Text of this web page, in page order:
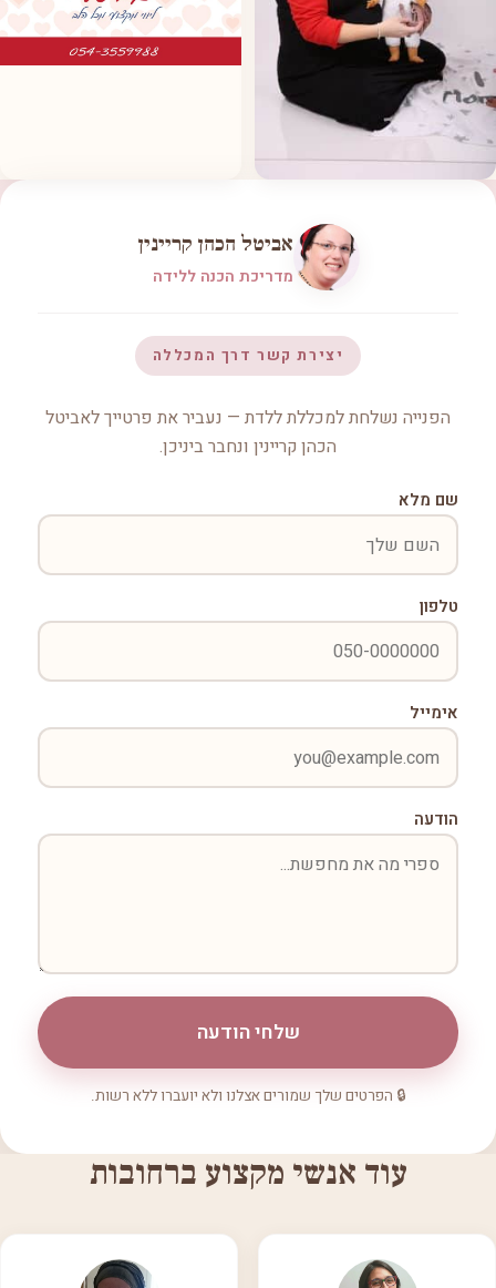
אביטל הכהן קריינין
מדריכת הכנה ללידה
יצירת קשר דרך המכללה
הפנייה נשלחת למכללת ללדת — נעביר את פרטייך לאביטל
הכהן קריינין ונחבר ביניכן.
שם מלא
טלפון
אימייל
הודעה
שלחי הודעה
🔒 הפרטים שלך שמורים אצלנו ולא יועברו ללא רשות.
עוד אנשי מקצוע ברחובות